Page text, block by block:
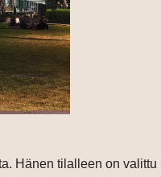
Hänen tilalleen on